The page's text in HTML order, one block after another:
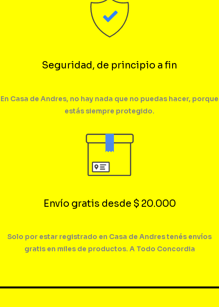
Seguridad, de principio a fin
En Casa de Andres, no hay nada que no puedas hacer, porque
estás siempre protegido.
Envío gratis desde $ 20.000
Solo por estar registrado en Casa de Andres tenés envíos
gratis en miles de productos. A Todo Concordia